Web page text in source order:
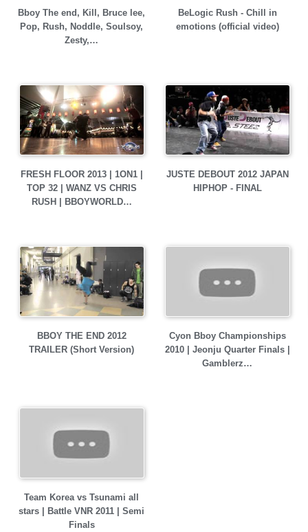
Bboy The end, Kill, Bruce lee,
Pop, Rush, Noddle, Soulsoy,
Zesty,…
BeLogic Rush - Chill in
emotions (official video)
FRESH FLOOR 2013 | 1ON1 |
TOP 32 | WANZ VS CHRIS
RUSH | BBOYWORLD…
JUSTE DEBOUT 2012 JAPAN
HIPHOP - FINAL
BBOY THE END 2012
TRAILER (Short Version)
Cyon Bboy Championships
2010 | Jeonju Quarter Finals |
Gamblerz…
Team Korea vs Tsunami all
stars | Battle VNR 2011 | Semi
Finals